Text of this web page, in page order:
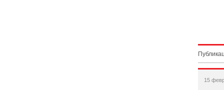
15